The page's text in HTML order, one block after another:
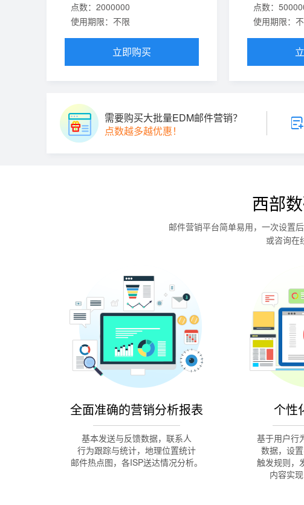
点数：2000000
使用期限：不限
立即购买
点数：
使用期限：
需要购买大批量EDM邮件营销？
点数越多越优惠！
西部
邮件营销平台简单易用，一次设置
或咨询在
全面准确的营销分析报表
基本发送与反馈数据，联系人
行为跟踪与统计，地理位置统计
邮件热点图，各ISP送达情况分析。
个性
基于用户行
数据，设
触发规则，
内容实